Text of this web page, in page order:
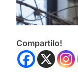
Compartilo!